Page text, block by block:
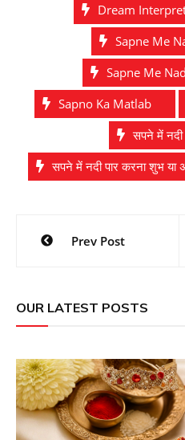
Dream
Sapne Me
Sapne Me
Sapno Ka Matlab
सपने में नदी
सपने में नदी पार करना शुभ या
Post
navigation
Prev Post
OUR LATEST POSTS